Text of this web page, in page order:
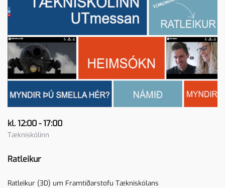
kl. 12:00 - 17:00
Tækniskólinn
Ratleikur
Ratleikur (3D) um Framtíðarstofu Tækniskólans